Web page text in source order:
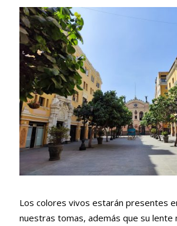
Los colores vivos estarán presentes
nuestras tomas, además que su lente